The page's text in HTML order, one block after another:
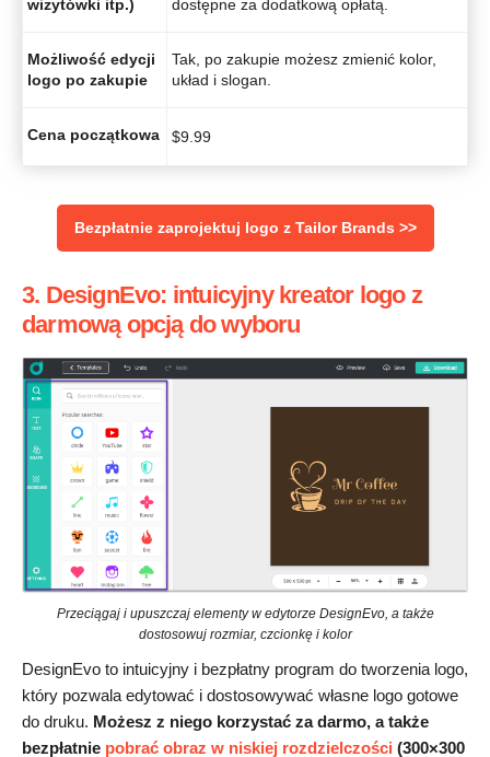
wizytówki itp.)
dostępne za dodatkową opłatą.
Możliwość edycji
logo po zakupie
Tak, po zakupie możesz zmienić kolor,
układ i slogan.
Cena początkowa $9.99
‌Bezpłatnie zaprojektuj logo z Tailor Brands >>
3. DesignEvo: intuicyjny kreator logo z
darmową opcją do wyboru
Przeciągaj i upuszczaj elementy w edytorze DesignEvo, a także
dostosowuj rozmiar, czcionkę i kolor
DesignEvo to intuicyjny i bezpłatny program do tworzenia logo,
który pozwala edytować i dostosowywać własne logo gotowe
do druku. Możesz z niego korzystać za darmo, a także
bezpłatnie pobrać obraz w niskiej rozdzielczości (300×300